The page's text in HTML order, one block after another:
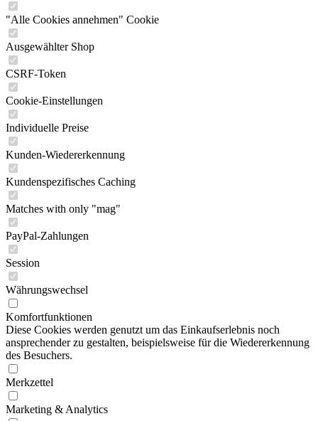
"Alle Cookies annehmen" Cookie
Ausgewählter Shop
CSRF-Token
Cookie-Einstellungen
Individuelle Preise
Kunden-Wiedererkennung
Kundenspezifisches Caching
Matches with only "mag"
PayPal-Zahlungen
Session
Währungswechsel
Komfortfunktionen
Diese Cookies werden genutzt um das Einkaufserlebnis noch
ansprechender zu gestalten, beispielsweise für die Wiedererkennung
des Besuchers.
Merkzettel
Marketing & Analytics